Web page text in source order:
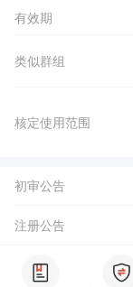
有效期
类似群组
核定使用范围
初审公告
注册公告